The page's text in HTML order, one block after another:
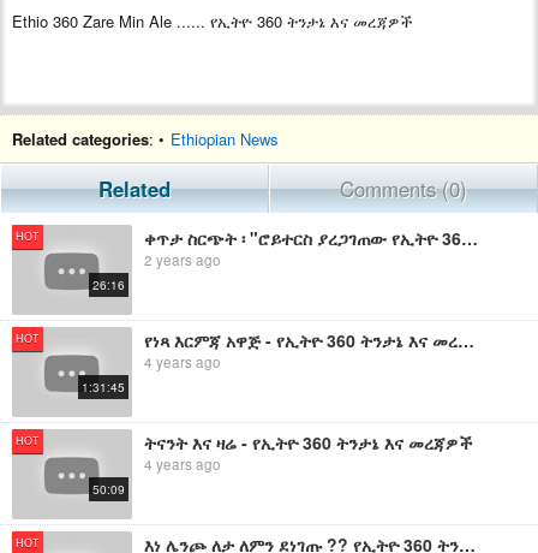
Ethio 360 Zare Min Ale ...... የኢትዮ 360 ትንታኔ እና መረጃዎች
Related categories: • Ethiopian News
Related Comments (0)
HOT
26:16
ቀጥታ ስርጭት ፡ "ሮይተርስ ያረጋገጠው የኢትዮ 360 መረጃ እና የዐብይ አህመድ አዲስ ኦፕሬሽን " ፡ የኢትዮ 360 መረጃዎች እና ትንታኔ
2 years ago
HOT
1:31:45
የነጻ እርምጃ አዋጅ - የኢትዮ 360 ትንታኔ እና መረጃዎች
4 years ago
HOT
50:09
ትናንት እና ዛሬ - የኢትዮ 360 ትንታኔ እና መረጃዎች
4 years ago
HOT እነ ሌንጮ ለታ ለምን ደነገጡ ?? የኢትዮ 360 ትንታኔ እና መረጃዎች